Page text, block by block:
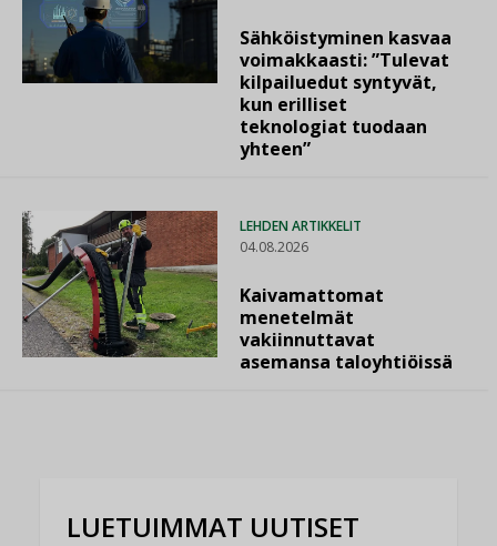
Sähköistyminen kasvaa
voimakkaasti: ”Tulevat
kilpailuedut syntyvät,
kun erilliset
teknologiat tuodaan
yhteen”
LEHDEN ARTIKKELIT
04.08.2026
Kaivamattomat
menetelmät
vakiinnuttavat
asemansa taloyhtiöissä
LUETUIMMAT UUTISET